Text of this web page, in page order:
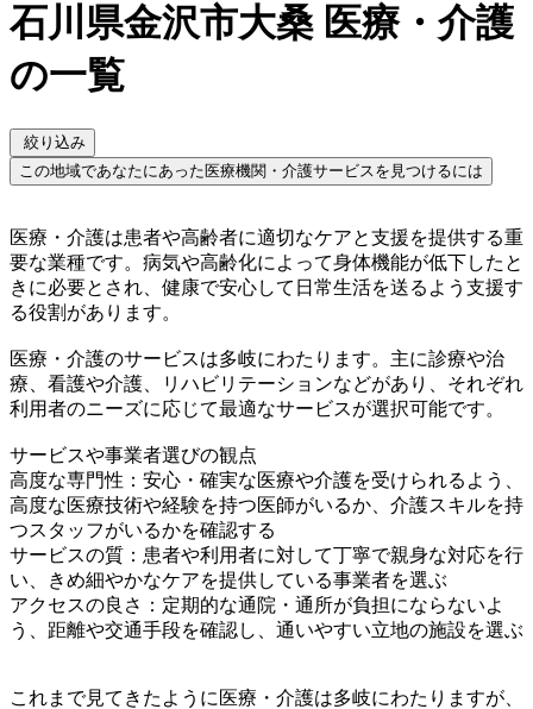
石川県金沢市大桑 医療・介護
の一覧
絞り込み
この地域であなたにあった医療機関・介護サービスを見つけるには
医療・介護は患者や高齢者に適切なケアと支援を提供する重
要な業種です。病気や高齢化によって身体機能が低下したと
きに必要とされ、健康で安心して日常生活を送るよう支援す
る役割があります。
医療・介護のサービスは多岐にわたります。主に診療や治
療、看護や介護、リハビリテーションなどがあり、それぞれ
利用者のニーズに応じて最適なサービスが選択可能です。
サービスや事業者選びの観点
高度な専門性：安心・確実な医療や介護を受けられるよう、
高度な医療技術や経験を持つ医師がいるか、介護スキルを持
つスタッフがいるかを確認する
サービスの質：患者や利用者に対して丁寧で親身な対応を行
い、きめ細やかなケアを提供している事業者を選ぶ
アクセスの良さ：定期的な通院・通所が負担にならないよ
う、距離や交通手段を確認し、通いやすい立地の施設を選ぶ
これまで見てきたように医療・介護は多岐にわたりますが、